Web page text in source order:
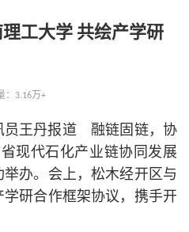
工大学 共绘产学研
：3.16万+
王丹报道 融链固链，协
现代石化产业链协同发展
办。会上，松木经开区与
研合作框架协议，携手开